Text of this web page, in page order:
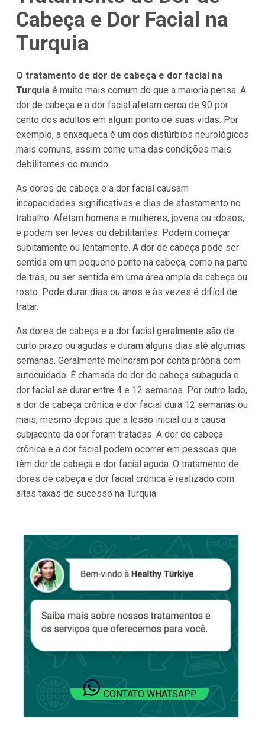
Cabeça e Dor Facial na
Turquia
O tratamento de dor de cabeça e dor facial na
Turquia é muito mais comum do que a maioria pensa. A
dor de cabeça e a dor facial afetam cerca de 90 por
cento dos adultos em algum ponto de suas vidas. Por
exemplo, a enxaqueca é um dos distúrbios neurológicos
mais comuns, assim como uma das condições mais
debilitantes do mundo.
As dores de cabeça e a dor facial causam
incapacidades significativas e dias de afastamento no
trabalho. Afetam homens e mulheres, jovens ou idosos,
e podem ser leves ou debilitantes. Podem começar
subitamente ou lentamente. A dor de cabeça pode ser
sentida em um pequeno ponto na cabeça, como na parte
de trás, ou ser sentida em uma área ampla da cabeça ou
rosto. Pode durar dias ou anos e às vezes é difícil de
tratar.
As dores de cabeça e a dor facial geralmente são de
curto prazo ou agudas e duram alguns dias até algumas
semanas. Geralmente melhoram por conta própria com
autocuidado. É chamada de dor de cabeça subaguda e
dor facial se durar entre 4 e 12 semanas. Por outro lado,
a dor de cabeça crônica e dor facial dura 12 semanas ou
mais, mesmo depois que a lesão inicial ou a causa
subjacente da dor foram tratadas. A dor de cabeça
crônica e a dor facial podem ocorrer em pessoas que
têm dor de cabeça e dor facial aguda. O tratamento de
dores de cabeça e dor facial crônica é realizado com
altas taxas de sucesso na Turquia.
CONTATO WHATSAPP